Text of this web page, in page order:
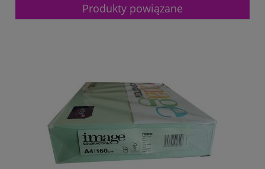
Produkty powiązane